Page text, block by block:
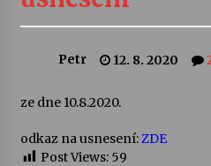
Veselí muzikanti
Pozvánka na
šedesátka: 28.
Petr 12. 8. 2020
ze dne 10.8.2020.
odkaz na usnesení:ZDE
Post Views: 59